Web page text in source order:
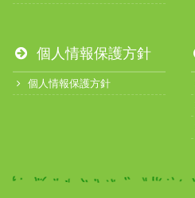
個人情報保護方針
個人情報保護方針